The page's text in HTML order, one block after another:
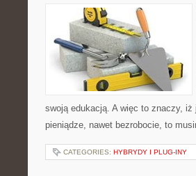
swoją edukacją. A więc to znaczy,
pieniądze, nawet bezrobocie, to
CATEGORIES: HYBRYDY I PLUG-INY